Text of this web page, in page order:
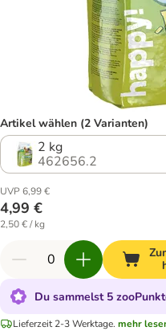
Artikel wählen (2 Varianten)
2 kg
462656.2
UVP 6,99 €
4,99 €
2,50 € / kg
Du sammelst 5
Lieferzeit 2-3 Werktage. mehr